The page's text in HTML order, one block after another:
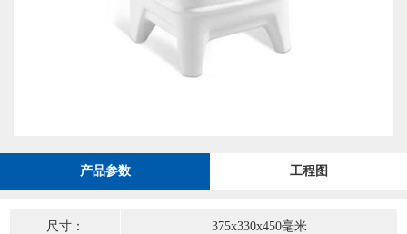
产品参数 工程图
尺寸： 375x330x450毫米